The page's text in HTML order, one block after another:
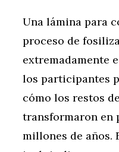
Una lámina para
proceso de
extremadamente
los participantes
cómo los restos
transformaron en
millones de años.